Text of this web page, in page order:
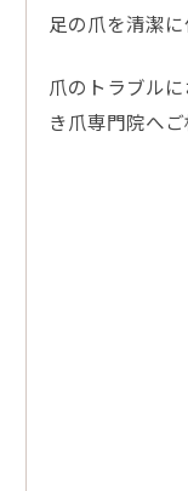
足の爪を清潔
爪のトラブル
き爪専門院へご